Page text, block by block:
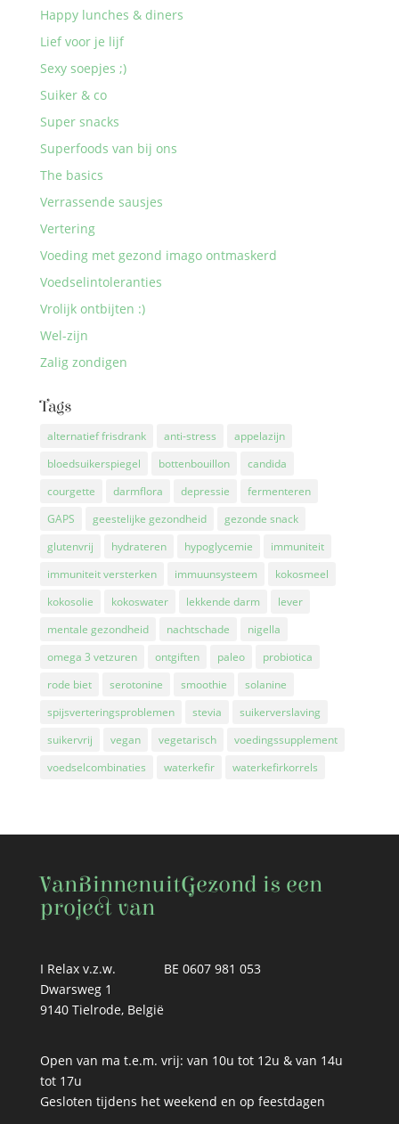
Happy lunches & diners
Lief voor je lijf
Sexy soepjes ;)
Suiker & co
Super snacks
Superfoods van bij ons
The basics
Verrassende sausjes
Vertering
Voeding met gezond imago ontmaskerd
Voedselintoleranties
Vrolijk ontbijten :)
Wel-zijn
Zalig zondigen
Tags
alternatief frisdrank anti-stress
appelazijn
bloedsuikerspiegel
bottenbouillon
candida
courgette
darmflora depressie
fermenteren
GAPS
geestelijke gezondheid
gezonde snack
glutenvrij
hydrateren hypoglycemie
immuniteit
immuniteit versterken
immuunsysteem
kokosmeel
kokosolie
kokoswater lekkende darm
lever
mentale gezondheid
nachtschade
nigella
omega 3 vetzuren
ontgiften paleo
probiotica
rode biet
serotonine smoothie
solanine
spijsverteringsproblemen
stevia
suikerverslaving
suikervrij
vegan vegetarisch
voedingssupplement
voedselcombinaties
waterkefir waterkefirkorrels
VanBinnenuitGezond is een
project van
I Relax v.z.w.
Dwarsweg 1
9140 Tielrode, België
BE 0607 981 053
Open van ma t.e.m. vrij: van 10u tot 12u & van 14u
tot 17u
Gesloten tijdens het weekend en op feestdagen